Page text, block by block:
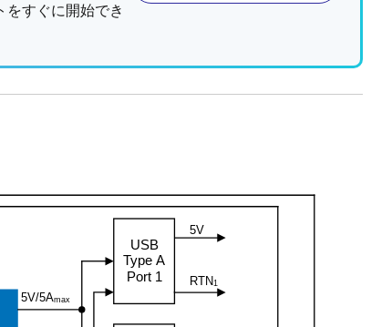
すぐに開始でき
USB
Type A
Port 1
5V/5Amax
5V
RTN1